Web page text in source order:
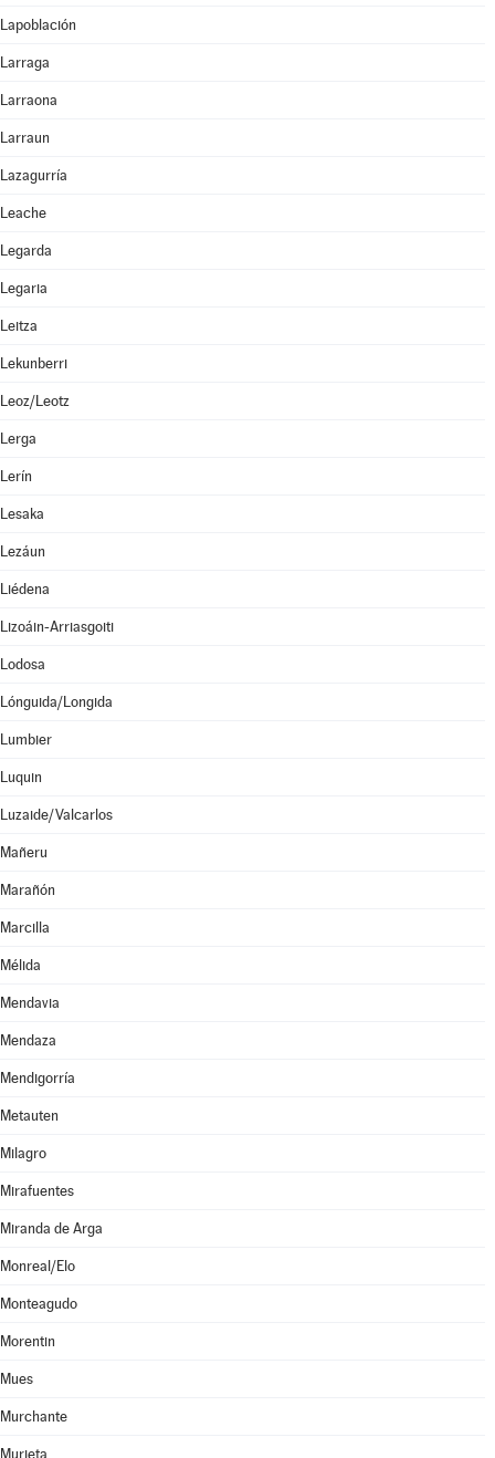
Lapoblación
Larraga
Larraona
Larraun
Lazagurría
Leache
Legarda
Legaria
Leitza
Lekunberri
Leoz/Leotz
Lerga
Lerín
Lesaka
Lezáun
Liédena
Lizoáin-Arriasgoiti
Lodosa
Lónguida/Longida
Lumbier
Luquin
Luzaide/Valcarlos
Mañeru
Marañón
Marcilla
Mélida
Mendavia
Mendaza
Mendigorría
Metauten
Milagro
Mirafuentes
Miranda de Arga
Monreal/Elo
Monteagudo
Morentin
Mues
Murchante
Murieta